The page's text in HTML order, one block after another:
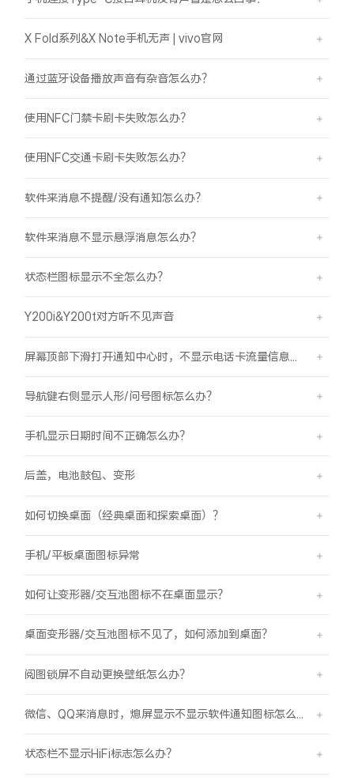
X Fold系列&X Note手机无声 | vivo官网
通过蓝牙设备播放声音有杂音怎么办？
使用NFC门禁卡刷卡失败怎么办？
使用NFC交通卡刷卡失败怎么办？
软件来消息不提醒/没有通知怎么办？
软件来消息不显示悬浮消息怎么办？
状态栏图标显示不全怎么办？
Y200i&Y200t对方听不见声音
导航键右侧显示人形/问号图标怎么办？
手机显示日期时间不正确怎么办？
后盖，电池鼓包、变形
如何切换桌面（经典桌面和探索桌面）？
手机/平板桌面图标异常
如何让变形器/交互池图标不在桌面显示？
桌面变形器/交互池图标不见了，如何添加到桌面？
阅图锁屏不自动更换壁纸怎么办？
状态栏不显示HiFi标志怎么办？